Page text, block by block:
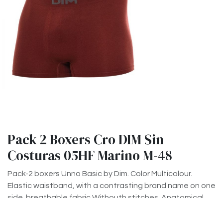
Pack 2 Boxers Cro DIM Sin
Costuras 05HF Marino M-48
Pack-2 boxers Unno Basic by Dim. Color Multicolour.
Elastic waistband, with a contrasting brand name on one